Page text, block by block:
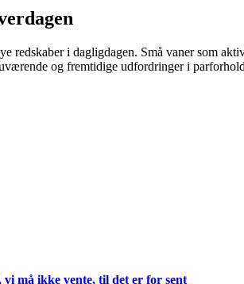
redskaber i dagligdagen. Små vaner som
og fremtidige udfordringer i
vi må ikke vente, til det er for sent